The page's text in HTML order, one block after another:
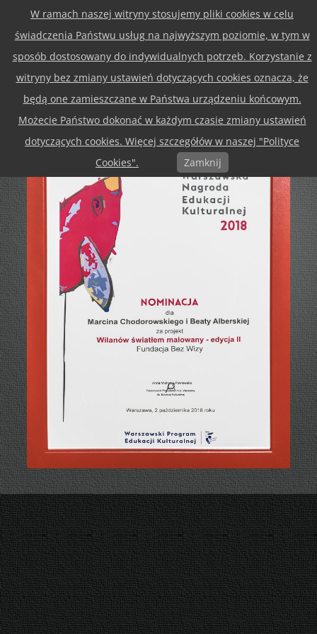
Przejdź
do
treści
ZDJĘCIA NA WILANOWIE
Beato i Marcinie – gratulujemy i dziękujemy:-) !
W ramach naszej witryny stosujemy pliki cookies w celu
świadczenia Państwu usług na najwyższym poziomie, w tym w
sposób dostosowany do indywidualnych potrzeb. Korzystanie z
witryny bez zmiany ustawień dotyczących cookies oznacza, że
będą one zamieszczane w Państwa urządzeniu końcowym.
Możecie Państwo dokonać w każdym czasie zmiany ustawień
dotyczących cookies. Więcej szczegółów w naszej "Polityce
Cookies".
Zamknij